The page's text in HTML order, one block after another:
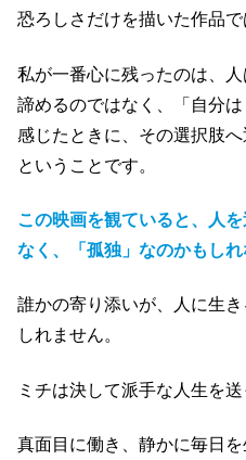
恐ろしさだけを描いた作品で
私が一番心に残ったのは、
諦めるのではなく、「自分
感じたときに、その選択肢
ということです。
この映画を観ていると、人
なく、「孤独」なのかもしれ
誰かの寄り添いが、人に生
しれません。
ミチは決して派手な人生を
真面目に働き、静かに毎日